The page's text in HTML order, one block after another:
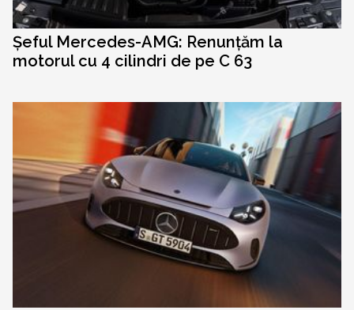
Șeful Mercedes-AMG: Renunțăm la
motorul cu 4 cilindri de pe C 63